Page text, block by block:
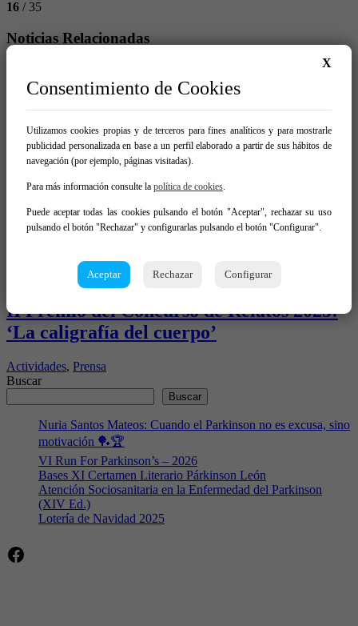
16 / 35
Noticias Relacionadas
Enfermedad del Párkinson (X Ed.)
Actividades,Actualidad
Formación presencial para familiares y
cuidadores
II Premio del Concurso de Relatos 2025:
‘La caligrafía del cuerpo’
Actividades, Prensa
Buscar
Buscar
Nuria Santos Mateos: Cuando el Parkinson no es excusa, sino
motivación 🏓🏆
VI Run For Parkinson’s – 2026
Bases XI Certamen Literario Párkinson León
Atención Sociosanitaria en la Enfermedad del Parkinson
(XIV Ed.)
Lotería de Navidad 2025
Facebook
X
Consentimiento de Cookies
Utilizamos cookies propias y de terceros para fines analíticos y para mostrarle
publicidad personalizada en base a un perfil elaborado a partir de sus hábitos de
navegación (por ejemplo, páginas visitadas).
Para más información consulte la política de cookies
Puede aceptar todas las cookies pulsando el botón "Aceptar", rechazar su uso
pulsando el botón "Rechazar" y configurarlas pulsando el botón "Configurar".
Aceptar Rechazar Configurar